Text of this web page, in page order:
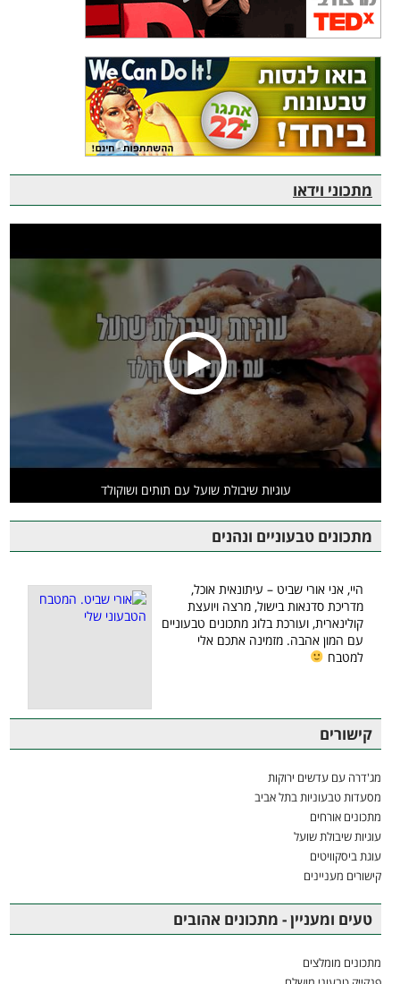
מתכוני וידאו
עוגיות שיבולת שועל עם תותים ושוקולד
מתכונים טבעוניים ונהנים
היי, אני אורי שביט – עיתונאית אוכל,
מדריכת סדנאות בישול, מרצה ויועצת
קולינארית, ועורכת בלוג מתכונים טבעוניים
עם המון אהבה. מזמינה אתכם אלי
למטבח
קישורים
מג'דרה עם עדשים ירוקות
מסעדות טבעוניות בתל אביב
מתכונים אורחים
עוגיות שיבולת שועל
עוגת ביסקוויטים
קישורים מעניינים
טעים ומעניין - מתכונים אהובים
מתכונים מומלצים